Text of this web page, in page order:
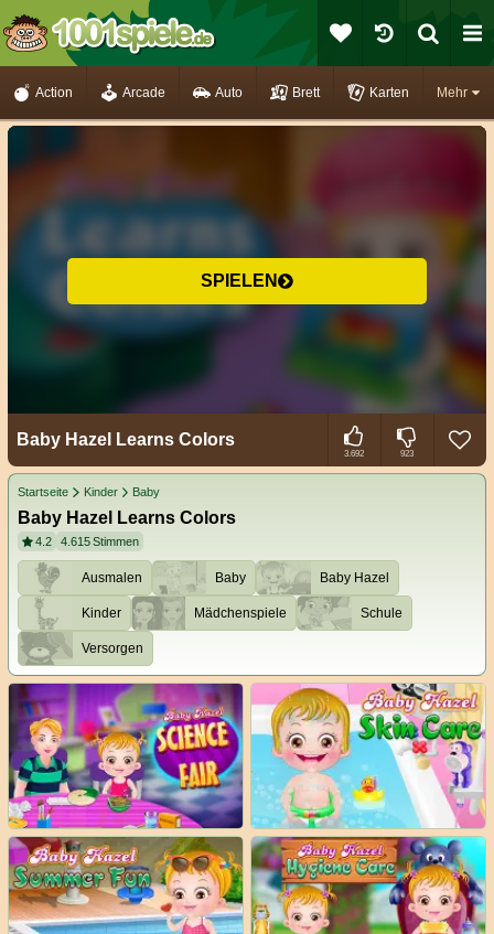
Mehr
Action Arcade Auto Brett Karten
SPIELEN
Baby Hazel Learns Colors
3.692 923
Startseite Kinder Baby
Baby Hazel Learns Colors
4.2 4.615Stimmen
Ausmalen Baby Baby Hazel
Kinder Mädchenspiele Schule
Versorgen